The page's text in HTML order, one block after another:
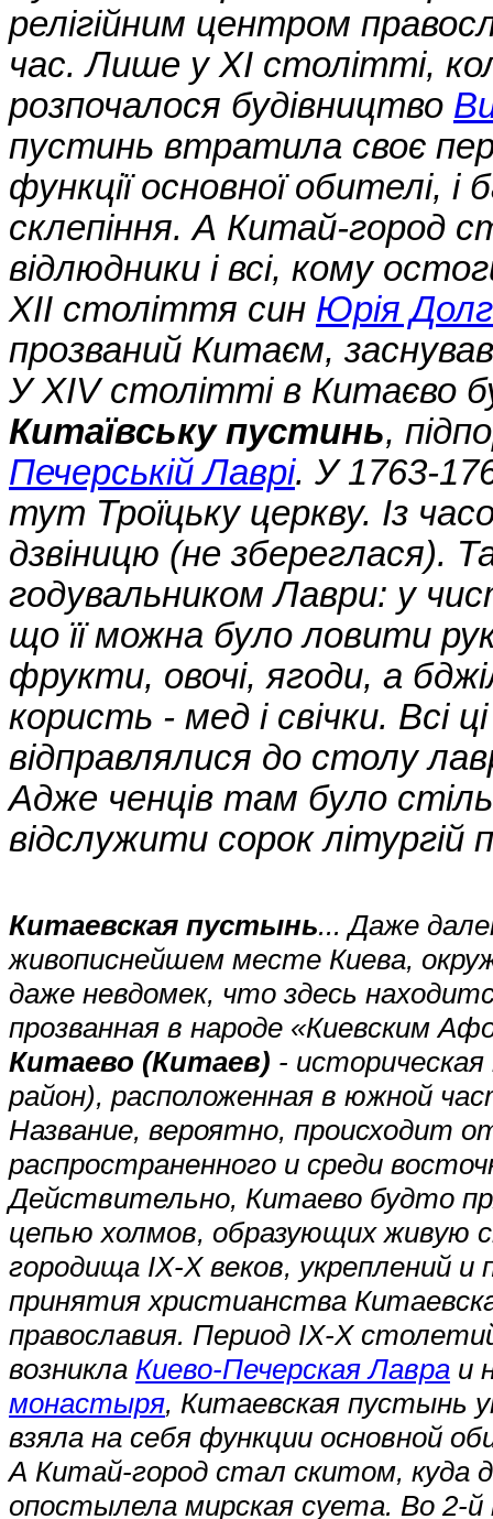
релігійним центром
час. Лише у XI столітті,
розпочалося будівництво
пустинь втратила своє
функції основної обителі, і
склепіння. А Китай-город
відлюдники і всі, кому
XII століття син Юрія
прозваний Китаєм,
У XIV столітті в Китаєво
Китаївську пустинь,
Печерській Лаврі. У 1763-
тут Троїцьку церкву. Із
дзвіницю (не збереглася).
годувальником Лаври: у
що її можна було ловити
фрукти, овочі, ягоди, а
користь - мед і свічки. Всі
відправлялися до столу
Адже ченців там було
відслужити сорок літургій
Китаевская пустынь... Даже
живописнейшем месте Киева,
даже невдомек, что здесь
прозванная в народе «Киевским
Китаево (Китаев) -
район), расположенная в южной
Название, вероятно, происходит
распространенного и среди
Действительно, Китаево будто
цепью холмов, образующих живую
городища IX-X веков, укреплений
принятия христианства
православия. Период IX-X
возникла Киево-Печерская Лавра и
монастыря, Китаевская пустынь
взяла на себя функции основной
А Китай-город стал скитом, куда
опостылела мирская суета. Во 2-й